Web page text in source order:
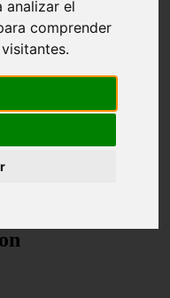
analizar el
comprender
su obra ‘Capitanes del
en Amazon
obra
Barcelona y ya